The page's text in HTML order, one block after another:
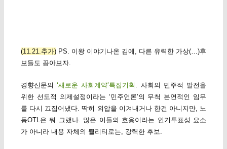
(11.21.추가)PS. 이왕 이야기나온 김에, 다른 유력한 가상(…)후
보들도 꼽아보자.
경향신문의 ‘새로운 사회계약’특집기획
. 사회의 민주적 발전을
위한 선도적 의제설정이라는 ‘민주언론’의 무척 본연적인 임무
를 다시 끄집어냈다. 딱히 외압을 이겨내거나 한건 아니지만, 노
동OTL은 뭐 그랬나. 많은 이들의 호응이라는 인기투표성 요소
가 아니라 내용 자체의 퀄리티로는, 강력한 후보.